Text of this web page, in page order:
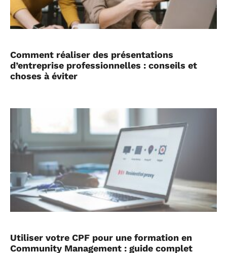
Comment réaliser des présentations
d’entreprise professionnelles : conseils et
choses à éviter
Utiliser votre CPF pour une formation en
Community Management : guide complet